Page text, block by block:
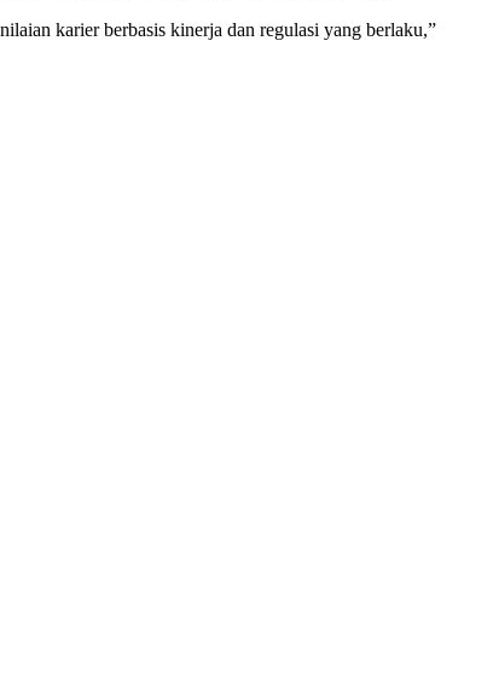
karier berbasis kinerja dan regulasi yang berlaku,”